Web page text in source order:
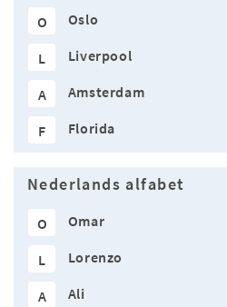
O Oslo
L Liverpool
A Amsterdam
F Florida
Nederlands alfabet
O Omar
L Lorenzo
A Ali